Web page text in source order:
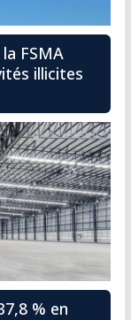
FSMA
illicites
% en